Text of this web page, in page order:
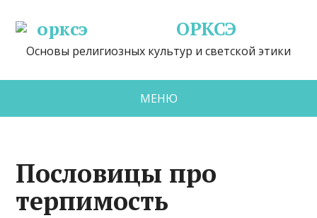
ОРКСЭ
Основы религиозных культур и светской этики
МЕНЮ
Пословицы про
терпимость